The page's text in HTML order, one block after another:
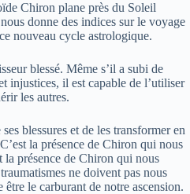
Chiron plane près du Soleil
donne des indices sur le voyage
nouveau cycle astrologique.
blessé. Même s’il a subi de
injustices, il est capable de l’utiliser
les autres.
blessures et de les transformer en
la présence de Chiron qui nous
la présence de Chiron qui nous
ne doivent pas nous
le carburant de notre ascension.